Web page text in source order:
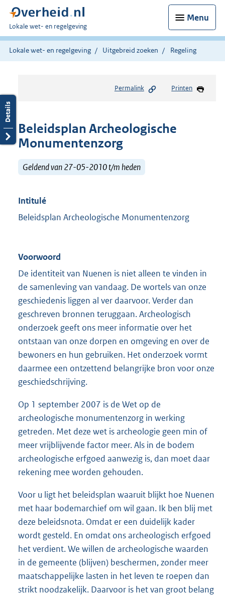
Menu
U
bent
hier:
Lokale wet- en regelgeving
Lokale wet- en regelgeving Uitgebreid zoeken Regeling
Permalink Printen
Beleidsplan Archeologische
Monumentenzorg
Geldend van 27-05-2010 t/m heden
Intitulé
Beleidsplan Archeologische Monumentenzorg
Voorwoord
De identiteit van Nuenen is niet alleen te vinden in
de samenleving van vandaag. De wortels van onze
geschiedenis liggen al ver daarvoor. Verder dan
geschreven bronnen teruggaan. Archeologisch
onderzoek geeft ons meer informatie over het
ontstaan van onze dorpen en omgeving en over de
bewoners en hun gebruiken. Het onderzoek vormt
daarmee een ontzettend belangrijke bron voor onze
geschiedschrijving.
Op 1 september 2007 is de Wet op de
archeologische monumentenzorg in werking
getreden. Met deze wet is archeologie geen min of
meer vrijblijvende factor meer. Als in de bodem
archeologische erfgoed aanwezig is, dan moet daar
rekening mee worden gehouden.
Voor u ligt het beleidsplan waaruit blijkt hoe Nuenen
met haar bodemarchief om wil gaan. Ik ben blij met
deze beleidsnota. Omdat er een duidelijk kader
wordt gesteld. En omdat ons archeologisch erfgoed
het verdient. We willen de archeologische waarden
in de gemeente (blijven) beschermen, zonder meer
maatschappelijke lasten in het leven te roepen dan
strikt noodzakelijk. Daarvoor is het van groot belang